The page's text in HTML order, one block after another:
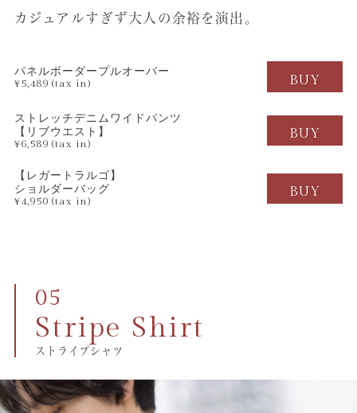
カジュアルすぎず大人の余裕を演出。
パネルボーダープルオーバー
¥5,489 (tax in) BUY
ストレッチデニムワイドパンツ
【リブウエスト】
¥6,589 (tax in)
BUY
【レガートラルゴ】
ショルダーバッグ
¥4,950 (tax in)
BUY
Stripe Shirt
ストライプシャツ